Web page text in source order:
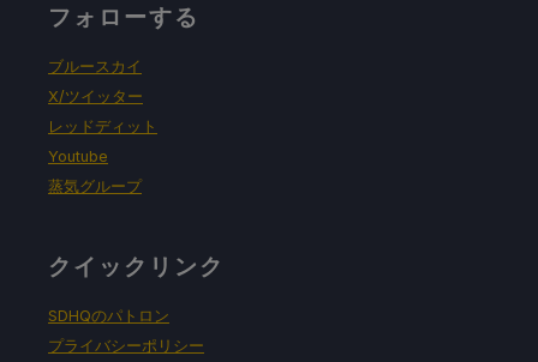
フォローする
ブルースカイ
X/ツイッター
レッドディット
Youtube
蒸気グループ
クイックリンク
SDHQのパトロン
プライバシーポリシー